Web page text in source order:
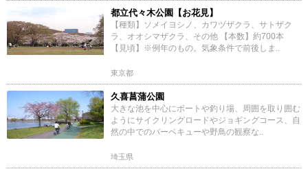
都立代々木公園【お花見】
【種類】ソメイヨシノ、カワヅザクラ、サトザク
ラ、オオシマザクラ、その他 【本数】約700本
【見頃】※例年のもの。気象条件で前後しま..
東京都
久喜菖蒲公園
大きな池を中心にボートや釣り場、周囲を取り囲む
ようにサイクリングロードやジョギングコース、自
然の中でのバーベキューや野鳥の観察な..
埼玉県